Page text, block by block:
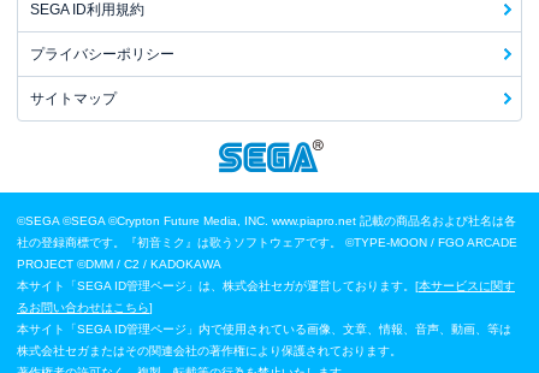
SEGA ID利用規約
プライバシーポリシー
サイトマップ
©SEGA ©SEGA ©Crypton Future Media, INC. www.piapro.net 記載の商品名および社名は各
社の登録商標です。『初音ミク』は歌うソフトウェアです。
©TYPE-MOON / FGO ARCADE
PROJECT ©DMM / C2 / KADOKAWA
本サイト「SEGA ID管理ページ」は、株式会社セガが運営しております。[本サービスに関す
るお問い合わせはこちら]
本サイト「SEGA ID管理ページ」内で使用されている画像、文章、情報、音声、動画、等は
株式会社セガまたはその関連会社の著作権により保護されております。